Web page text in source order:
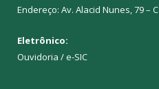
Endereço: Av. Alacid Nunes, 79 –
Eletrônico:
Ouvidoria /e-SIC